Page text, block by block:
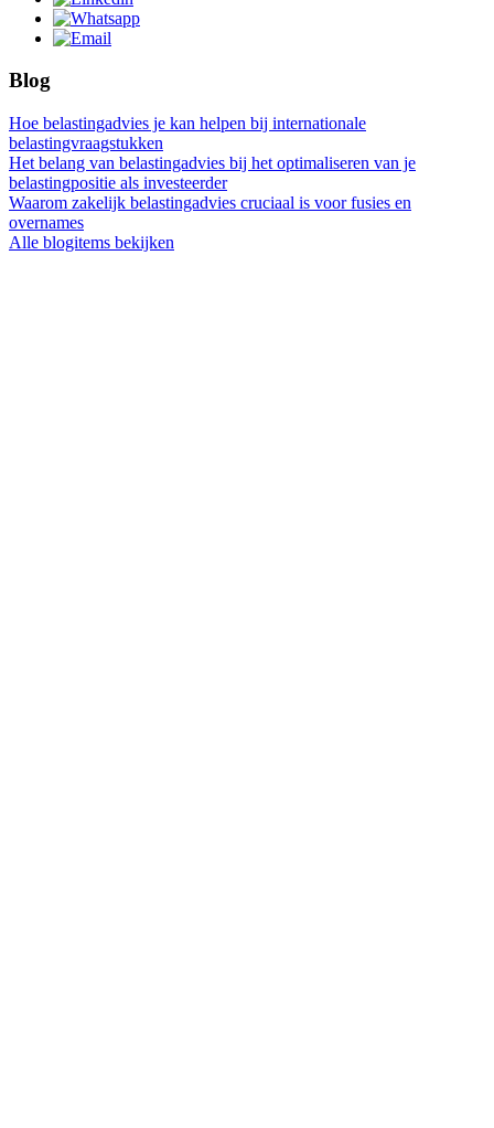
Blog
Hoe belastingadvies je kan helpen bij internationale
belastingvraagstukken
Het belang van belastingadvies bij het optimaliseren van je
belastingpositie als investeerder
Waarom zakelijk belastingadvies cruciaal is voor fusies en
overnames
Alle blogitems bekijken